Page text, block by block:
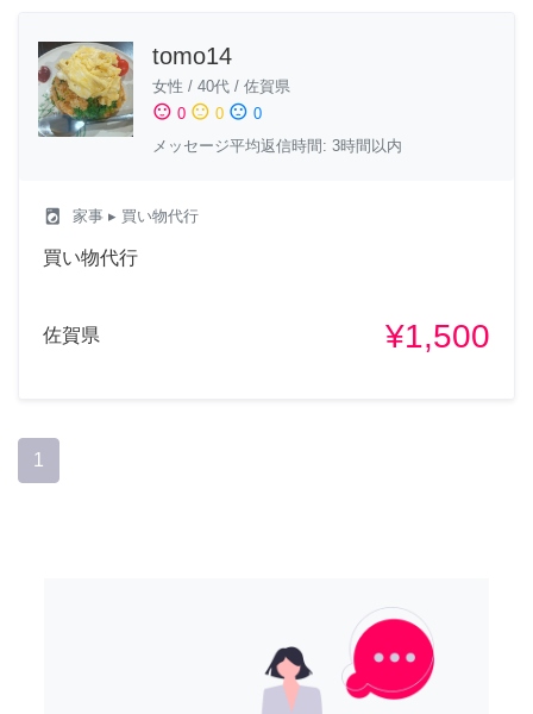
tomo14
女性 / 40代 / 佐賀県
sentiment_satisfied 0 sentiment_neutral 0 sentiment_dissatisfied 0
メッセージ平均返信時間: 3時間以内
local_laundry_service 家事 ▸ 買い物代行
買い物代行
佐賀県 ¥1,500
1